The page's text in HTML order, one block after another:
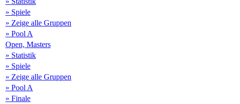
» Spiele
» Zeige alle Gruppen
» Pool A
Open, Masters
» Statistik
» Spiele
» Zeige alle Gruppen
» Pool A
» Finale